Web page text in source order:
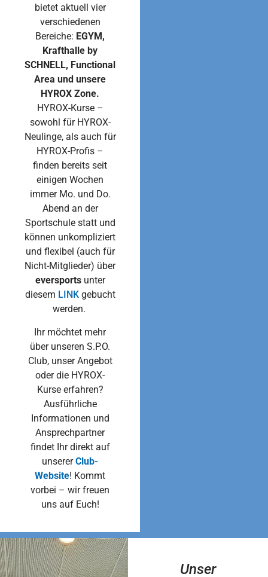
bietet aktuell vier
verschiedenen
Bereiche: EGYM,
Krafthalle by
SCHNELL, Functional
Area und unsere
HYROX Zone.
HYROX-Kurse –
sowohl für HYROX-
Neulinge, als auch für
HYROX-Profis –
finden bereits seit
einigen Wochen
immer Mo. und Do.
Abend an der
Sportschule statt und
können unkompliziert
und flexibel (auch für
Nicht-Mitglieder) über
eversportsunter
diesem LINKgebucht
werden.
Ihr möchtet mehr
über unseren S.P.O.
Club, unser Angebot
oder die HYROX-
Kurse erfahren?
Ausführliche
Informationen und
Ansprechpartner
findet Ihr direkt auf
unsererClub-
Website! Kommt
vorbei – wir freuen
uns auf Euch!
Unser